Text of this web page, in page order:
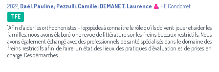
2022, Daël, Pauline; Pezzulli, Camille; DEMANET, Laurence , HE Condorcet
TFE
"Afin d’aider les orthophonistes - logopèdes à connaître le rôle qu’ils doivent jouer et aider les
familles, nous avons élaboré une revue de littérature sur les freins buccaux restrictifs. Nous
avons également échangé avec des professionnels de santé spécialisés dans le domaine des
freins restrictifs afin de faire un état des lieux des pratiques d’évaluation et de prises en
charge. Ces démarches ...